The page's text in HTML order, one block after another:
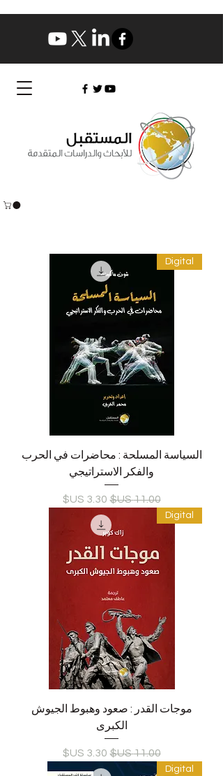
Digital
السياسة المسلحة : محاضرات في الحرب
والفكر الاستراتيجي
سعر عادي‏11.00 US$ سعر البيع
Digital
موجات القدر : صعود وهبوط الجيوش
الكبرى
سعر عادي‏11.00 US$ سعر البيع
Digital